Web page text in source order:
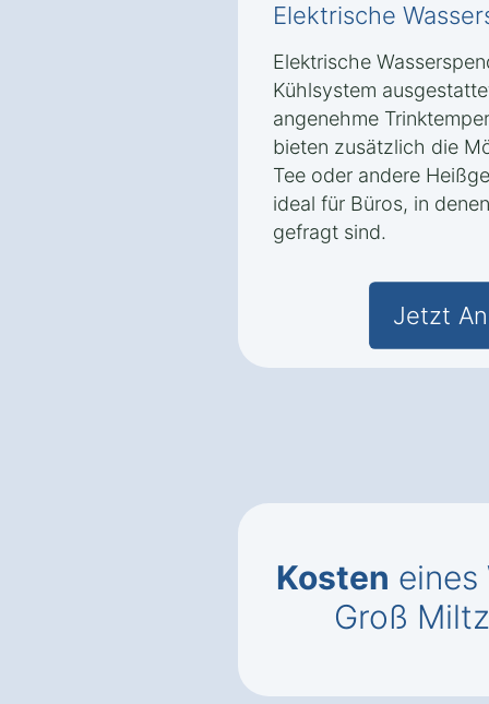
Elektrische
Elektrische
Kühlsystem
angenehme
bieten zusätzlich die
Tee oder andere
ideal für Büros, in
gefragt sind.
Jetzt
Kosten eines
Groß